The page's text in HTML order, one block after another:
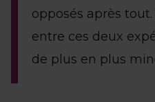
opposés après
entre ces deux
de plus en plus